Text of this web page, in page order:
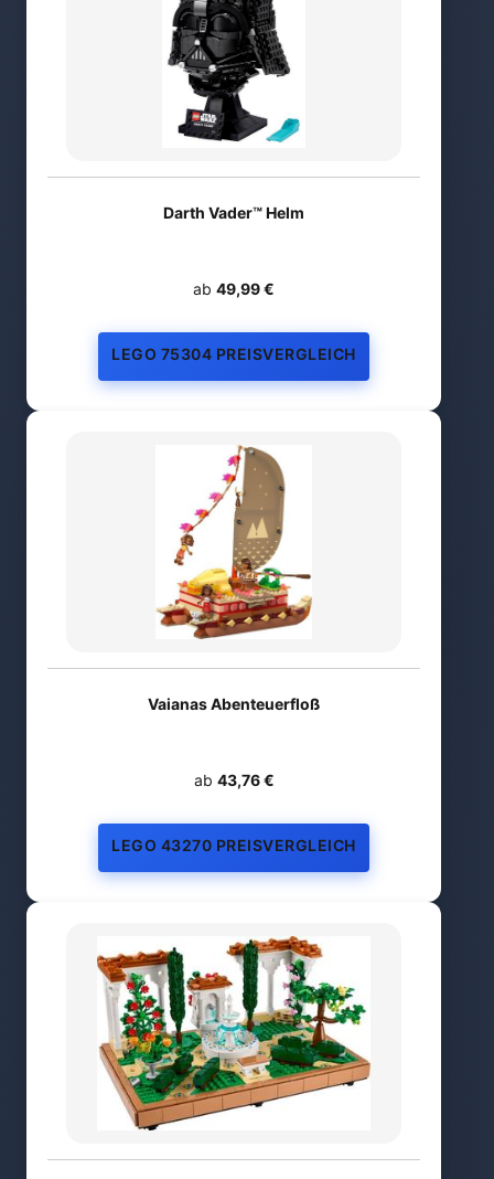
Darth Vader™ Helm
ab 49,99 €
LEGO 75304 PREISVERGLEICH
Vaianas Abenteuerfloß
ab 43,76 €
LEGO 43270 PREISVERGLEICH